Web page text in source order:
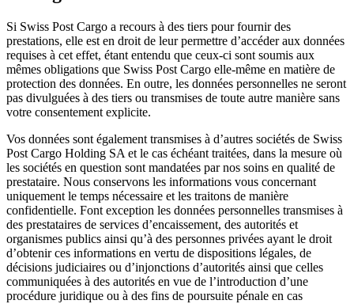
Si Swiss Post Cargo a recours à des tiers pour fournir des
prestations, elle est en droit de leur permettre d’accéder aux données
requises à cet effet, étant entendu que ceux-ci sont soumis aux
mêmes obligations que Swiss Post Cargo elle-même en matière de
protection des données. En outre, les données personnelles ne seront
pas divulguées à des tiers ou transmises de toute autre manière sans
votre consentement explicite.
Vos données sont également transmises à d’autres sociétés de Swiss
Post Cargo Holding SA et le cas échéant traitées, dans la mesure où
les sociétés en question sont mandatées par nos soins en qualité de
prestataire. Nous conservons les informations vous concernant
uniquement le temps nécessaire et les traitons de manière
confidentielle. Font exception les données personnelles transmises à
des prestataires de services d’encaissement, des autorités et
organismes publics ainsi qu’à des personnes privées ayant le droit
d’obtenir ces informations en vertu de dispositions légales, de
décisions judiciaires ou d’injonctions d’autorités ainsi que celles
communiquées à des autorités en vue de l’introduction d’une
procédure juridique ou à des fins de poursuite pénale en cas